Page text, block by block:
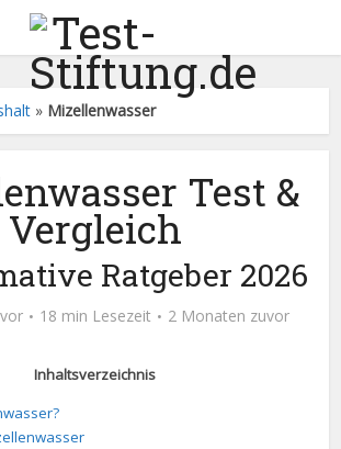
» Mizellenwasser
Test &
Vergleich
Ratgeber 2026
18 min Lesezeit 2 Monaten zuvor
Inhaltsverzeichnis